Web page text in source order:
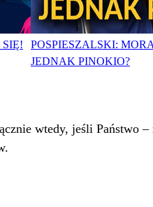
POSPIESZALSKI:
JEDNAK PINOKIO?
wtedy, jeśli Państwo